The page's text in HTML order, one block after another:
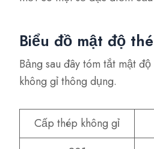
Biểu đồ mật độ
Bảng sau đây tóm tắt mật
không gỉ thông dụng.
Cấp thép không gỉ